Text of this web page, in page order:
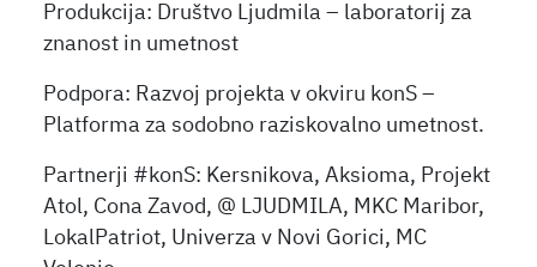
Produkcija: Društvo Ljudmila – laboratorij za
znanost in umetnost
Podpora: Razvoj projekta v okviru konS –
Platforma za sodobno raziskovalno umetnost.
Partnerji #konS: Kersnikova, Aksioma, Projekt
Atol, Cona Zavod, @ LJUDMILA, MKC Maribor,
LokalPatriot, Univerza v Novi Gorici, MC